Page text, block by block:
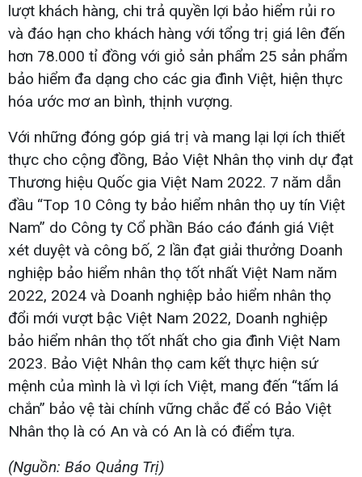
lượt khách hàng, chi trả quyền lợi bảo hiểm rủi ro
và đáo hạn cho khách hàng với tổng trị giá lên đến
hơn 78.000 tỉ đồng với giỏ sản phẩm 25 sản phẩm
bảo hiểm đa dạng cho các gia đình Việt, hiện thực
hóa ước mơ an bình, thịnh vượng.
Với những đóng góp giá trị và mang lại lợi ích thiết
thực cho cộng đồng, Bảo Việt Nhân thọ vinh dự đạt
Thương hiệu Quốc gia Việt Nam 2022. 7 năm dẫn
đầu “Top 10 Công ty bảo hiểm nhân thọ uy tín Việt
Nam” do Công ty Cổ phần Báo cáo đánh giá Việt
xét duyệt và công bố, 2 lần đạt giải thưởng Doanh
nghiệp bảo hiểm nhân thọ tốt nhất Việt Nam năm
2022, 2024 và Doanh nghiệp bảo hiểm nhân thọ
đổi mới vượt bậc Việt Nam 2022, Doanh nghiệp
bảo hiểm nhân thọ tốt nhất cho gia đình Việt Nam
2023. Bảo Việt Nhân thọ cam kết thực hiện sứ
mệnh của mình là vì lợi ích Việt, mang đến “tấm lá
chắn” bảo vệ tài chính vững chắc để có Bảo Việt
Nhân thọ là có An và có An là có điểm tựa.
(Nguồn: Báo Quảng Trị)